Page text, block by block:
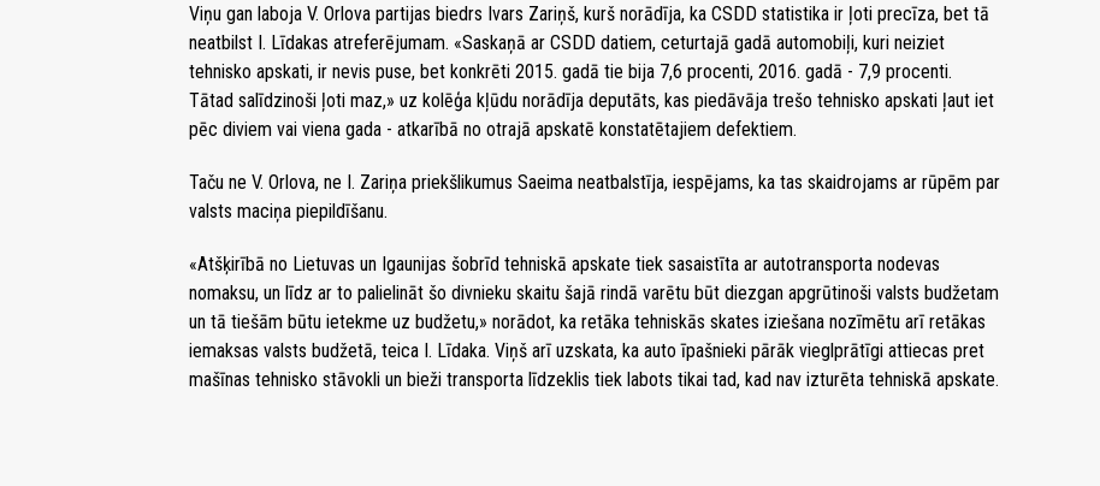
Viņu gan laboja V. Orlova partijas biedrs Ivars Zariņš, kurš norādīja, ka CSDD statistika ir ļoti precīza, bet tā
neatbilst I. Līdakas atreferējumam. «Saskaņā ar CSDD datiem, ceturtajā gadā automobiļi, kuri neiziet
tehnisko apskati, ir nevis puse, bet konkrēti 2015. gadā tie bija 7,6 procenti, 2016. gadā - 7,9 procenti.
Tātad salīdzinoši ļoti maz,» uz kolēģa kļūdu norādīja deputāts, kas piedāvāja trešo tehnisko apskati ļaut iet
pēc diviem vai viena gada - atkarībā no otrajā apskatē konstatētajiem defektiem.
Taču ne V. Orlova, ne I. Zariņa priekšlikumus Saeima neatbalstīja, iespējams, ka tas skaidrojams ar rūpēm par
valsts maciņa piepildīšanu.
«Atšķirībā no Lietuvas un Igaunijas šobrīd tehniskā apskate tiek sasaistīta ar autotransporta nodevas
nomaksu, un līdz ar to palielināt šo divnieku skaitu šajā rindā varētu būt diezgan apgrūtinoši valsts budžetam
un tā tiešām būtu ietekme uz budžetu,» norādot, ka retāka tehniskās skates iziešana nozīmētu arī retākas
iemaksas valsts budžetā, teica I. Līdaka. Viņš arī uzskata, ka auto īpašnieki pārāk vieglprātīgi attiecas pret
mašīnas tehnisko stāvokli un bieži transporta līdzeklis tiek labots tikai tad, kad nav izturēta tehniskā apskate.